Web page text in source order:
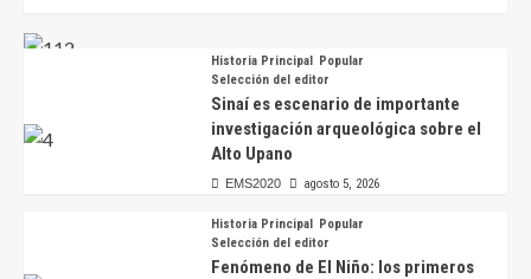
Historia Principal Popular
Selección del editor
Sinaí es escenario de importante
investigación arqueológica sobre el
Alto Upano
EMS2020 agosto 5, 2026
Historia Principal Popular
Selección del editor
Fenómeno de El Niño: los primeros